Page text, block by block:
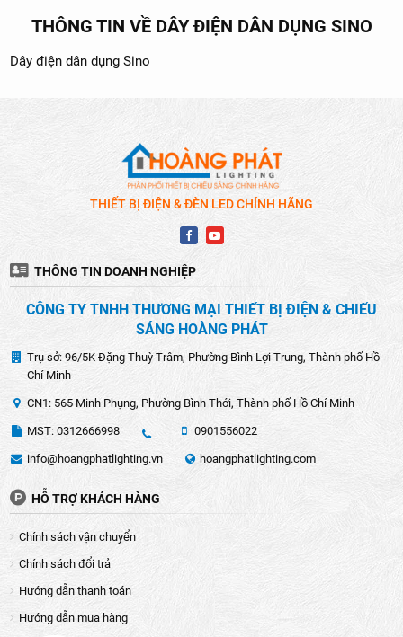
THÔNG TIN VỀ DÂY ĐIỆN DÂN DỤNG SINO
Dây điện dân dụng Sino
THIẾT BỊ ĐIỆN & ĐÈN LED CHÍNH HÃNG
THÔNG TIN DOANH NGHIỆP
CÔNG TY TNHH THƯƠNG MẠI THIẾT BỊ ĐIỆN & CHIẾU
SÁNG HOÀNG PHÁT
Trụ sở: 96/5K Đặng Thuỳ Trâm, Phường Bình Lợi Trung, Thành phố Hồ
Chí Minh
CN1: 565 Minh Phụng, Phường Bình Thới, Thành phố Hồ Chí Minh
MST: 0312666998 0901556022
info@hoangphatlighting.vn hoangphatlighting.com
HỖ TRỢ KHÁCH HÀNG
Chính sách vận chuyển
Chính sách đổi trả
Hướng dẫn thanh toán
Hướng dẫn mua hàng